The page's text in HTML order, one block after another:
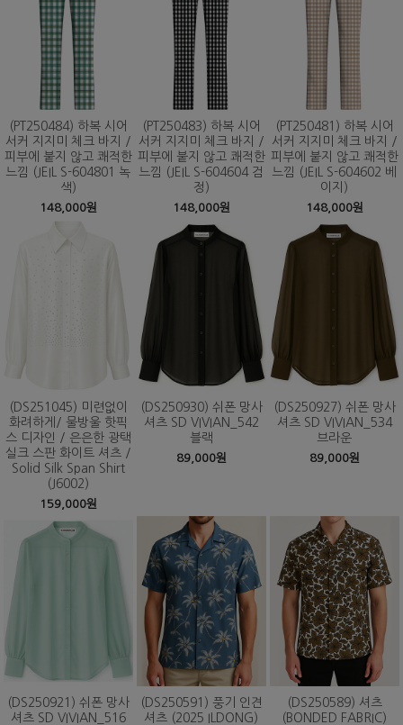
(PT250484) 하복 시어
서커 지지미 체크 바지 /
피부에 붙지 않고 쾌적한
느낌 (JEIL S-604801 녹
색)
148,000원
(PT250483) 하복 시어
서커 지지미 체크 바지 /
피부에 붙지 않고 쾌적한
느낌 (JEIL S-604604 검
정)
148,000원
(PT250481) 하복 시어
서커 지지미 체크 바지 /
피부에 붙지 않고 쾌적한
느낌 (JEIL S-604602 베
이지)
148,000원
(DS251045) 미련없이
화려하게/ 물방울 핫픽
스 디자인 / 은은한 광택
실크 스판 화이트 셔츠 /
Solid Silk Span Shirt
(J6002)
159,000원
(DS250930) 쉬폰 망사
셔츠 SD VIVIAN_542
블랙
89,000원
(DS250927) 쉬폰 망사
셔츠 SD VIVIAN_534
브라운
89,000원
(DS250921) 쉬폰 망사
셔츠 SD VIVIAN_516
(DS250591) 풍기 인견
셔츠 (2025 ILDONG)
(DS250589) 셔츠
(BONDED FABRIC)